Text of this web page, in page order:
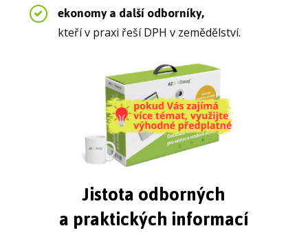
ekonomy a další odborníky,
kteří v praxi řeší DPH v zemědělství.
Jistota odborných
a praktických informací